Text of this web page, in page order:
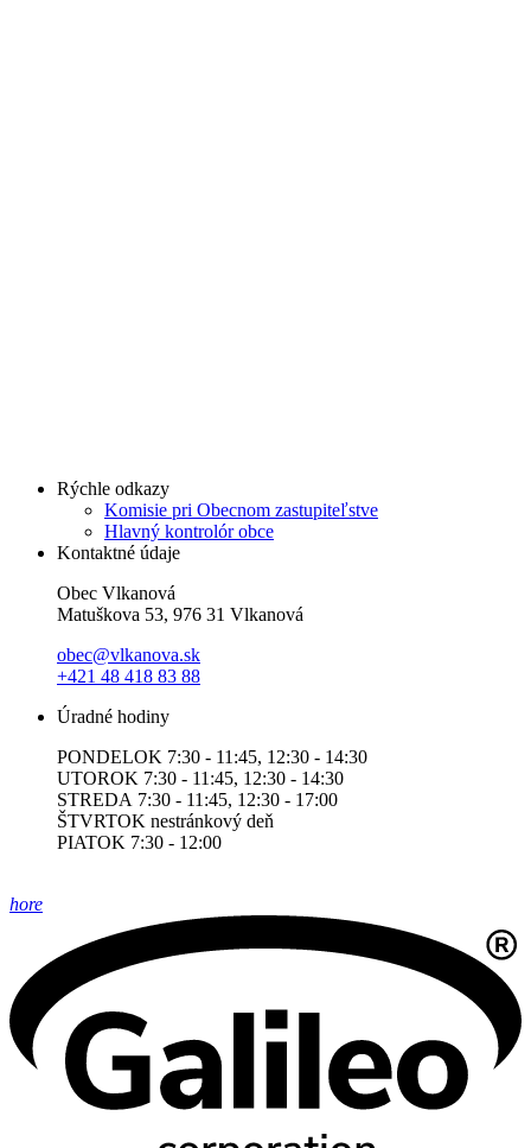
Rýchle odkazy
Komisie pri Obecnom zastupiteľstve
Hlavný kontrolór obce
Kontaktné údaje
Obec Vlkanová
Matuškova 53, 976 31 Vlkanová
obec@vlkanova.sk
+421 48 418 83 88
Úradné hodiny
PONDELOK 7:30 - 11:45, 12:30 - 14:30
UTOROK 7:30 - 11:45, 12:30 - 14:30
STREDA 7:30 - 11:45, 12:30 - 17:00
ŠTVRTOK nestránkový deň
PIATOK 7:30 - 12:00
hore